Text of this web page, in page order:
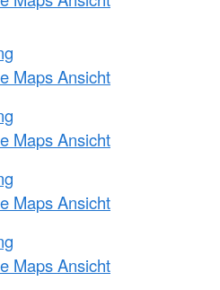
Maps Ansicht
Maps Ansicht
Maps Ansicht
Maps Ansicht